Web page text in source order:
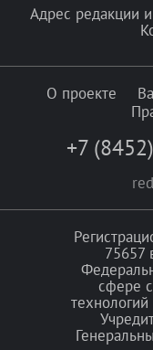
Адрес редакции
О проекте
+7
75657
сфере